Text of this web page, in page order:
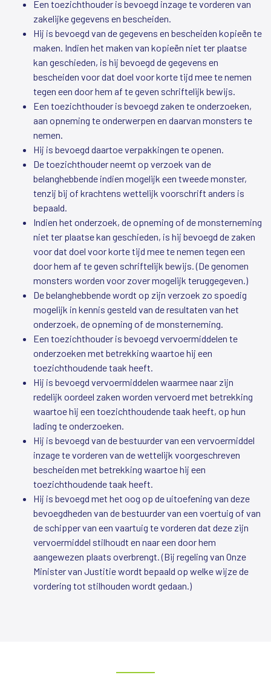
Een toezichthouder is bevoegd inzage te vorderen van
zakelijke gegevens en bescheiden.
Hij is bevoegd van de gegevens en bescheiden kopieën te
maken. Indien het maken van kopieën niet ter plaatse
kan geschieden, is hij bevoegd de gegevens en
bescheiden voor dat doel voor korte tijd mee te nemen
tegen een door hem af te geven schriftelijk bewijs.
Een toezichthouder is bevoegd zaken te onderzoeken,
aan opneming te onderwerpen en daarvan monsters te
nemen.
Hij is bevoegd daartoe verpakkingen te openen.
De toezichthouder neemt op verzoek van de
belanghebbende indien mogelijk een tweede monster,
tenzij bij of krachtens wettelijk voorschrift anders is
bepaald.
Indien het onderzoek, de opneming of de monsterneming
niet ter plaatse kan geschieden, is hij bevoegd de zaken
voor dat doel voor korte tijd mee te nemen tegen een
door hem af te geven schriftelijk bewijs. (De genomen
monsters worden voor zover mogelijk teruggegeven.)
De belanghebbende wordt op zijn verzoek zo spoedig
mogelijk in kennis gesteld van de resultaten van het
onderzoek, de opneming of de monsterneming.
Een toezichthouder is bevoegd vervoermiddelen te
onderzoeken met betrekking waartoe hij een
toezichthoudende taak heeft.
Hij is bevoegd vervoermiddelen waarmee naar zijn
redelijk oordeel zaken worden vervoerd met betrekking
waartoe hij een toezichthoudende taak heeft, op hun
lading te onderzoeken.
Hij is bevoegd van de bestuurder van een vervoermiddel
inzage te vorderen van de wettelijk voorgeschreven
bescheiden met betrekking waartoe hij een
toezichthoudende taak heeft.
Hij is bevoegd met het oog op de uitoefening van deze
bevoegdheden van de bestuurder van een voertuig of van
de schipper van een vaartuig te vorderen dat deze zijn
vervoermiddel stilhoudt en naar een door hem
aangewezen plaats overbrengt. (Bij regeling van Onze
Minister van Justitie wordt bepaald op welke wijze de
vordering tot stilhouden wordt gedaan.)